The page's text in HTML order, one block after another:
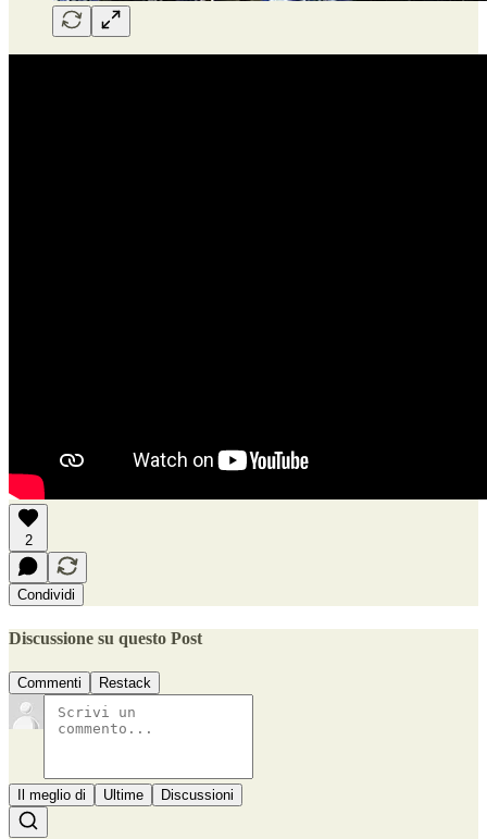
2
Condividi
Discussione su questo Post
Commenti Restack
Il meglio di Ultime Discussioni